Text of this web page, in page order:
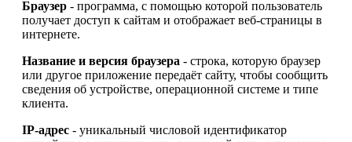
Браузер - программа, с помощью которой пользователь
получает доступ к сайтам и отображает веб-страницы в
интернете.
Название и версия браузера - строка, которую браузер
или другое приложение передаёт сайту, чтобы сообщить
сведения об устройстве, операционной системе и типе
клиента.
IP-адрес - уникальный числовой идентификатор